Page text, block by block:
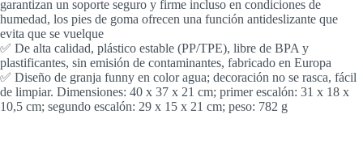
garantizan un soporte seguro y firme incluso en condiciones de
humedad, los pies de goma ofrecen una función antideslizante que
evita que se vuelque
✅ De alta calidad, plástico estable (PP/TPE), libre de BPA y
plastificantes, sin emisión de contaminantes, fabricado en Europa
✅ Diseño de granja funny en color agua; decoración no se rasca, fácil
de limpiar. Dimensiones: 40 x 37 x 21 cm; primer escalón: 31 x 18 x
10,5 cm; segundo escalón: 29 x 15 x 21 cm; peso: 782 g